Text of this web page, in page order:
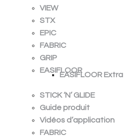
VIEW
STX
EPIC
FABRIC
GRIP
EASIFLOOR
EASIFLOOR Extra
STICK ‘N’ GLIDE
Guide produit
Vidéos d’application
FABRIC